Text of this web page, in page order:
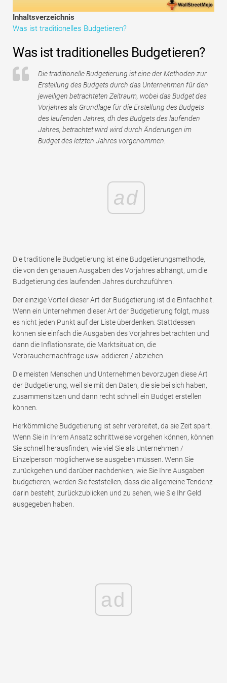
Vollständige Form
Risikomanagement-Tutorials
Inhaltsverzeichnis
Was ist traditionelles Budgetieren?
Was ist traditionelles Budgetieren?
Die traditionelle Budgetierung ist eine der Methoden zur
Erstellung des Budgets durch das Unternehmen für den
jeweiligen betrachteten Zeitraum, wobei das Budget des
Vorjahres als Grundlage für die Erstellung des Budgets
des laufenden Jahres, dh des Budgets des laufenden
Jahres, betrachtet wird wird durch Änderungen im
Budget des letzten Jahres vorgenommen.
ad
Die traditionelle Budgetierung ist eine Budgetierungsmethode,
die von den genauen Ausgaben des Vorjahres abhängt, um die
Budgetierung des laufenden Jahres durchzuführen.
Der einzige Vorteil dieser Art der Budgetierung ist die Einfachheit.
Wenn ein Unternehmen dieser Art der Budgetierung folgt, muss
es nicht jeden Punkt auf der Liste überdenken. Stattdessen
können sie einfach die Ausgaben des Vorjahres betrachten und
dann die Inflationsrate, die Marktsituation, die
Verbrauchernachfrage usw. addieren / abziehen.
Die meisten Menschen und Unternehmen bevorzugen diese Art
der Budgetierung, weil sie mit den Daten, die sie bei sich haben,
zusammensitzen und dann recht schnell ein Budget erstellen
können.
Herkömmliche Budgetierung ist sehr verbreitet, da sie Zeit spart.
Wenn Sie in Ihrem Ansatz schrittweise vorgehen können, können
Sie schnell herausfinden, wie viel Sie als Unternehmen /
Einzelperson möglicherweise ausgeben müssen. Wenn Sie
zurückgehen und darüber nachdenken, wie Sie Ihre Ausgaben
budgetieren, werden Sie feststellen, dass die allgemeine Tendenz
darin besteht, zurückzublicken und zu sehen, wie Sie Ihr Geld
ausgegeben haben.
ad